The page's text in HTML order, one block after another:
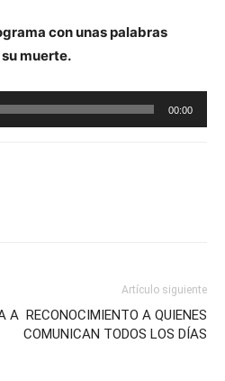
con unas palabras
muerte.
00:00
A
Artículo siguiente
RECONOCIMIENTO A QUIENES
COMUNICAN TODOS LOS DÍAS